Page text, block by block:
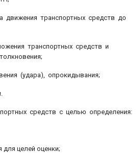
движения транспортных средств до
транспортных средств и
(удара), опрокидывания;
средств с целью определения:
для целей оценки;